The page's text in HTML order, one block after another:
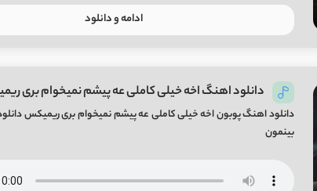
ادامه و دانلود
دانلود اهنگ اخه خیلی کاملی عه پیشم نمیخوام بری
دانلود اهنگ پوبون اخه خیلی کاملی عه پیشم نمیخوام بری ریمیکس
بینمون